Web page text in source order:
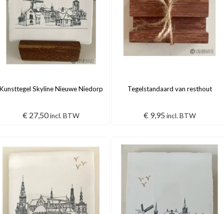
Skyline Nieuwe Niedorp
€ 27,50incl. BTW
Tegelstandaard van resthout
€9,95 incl. BTW